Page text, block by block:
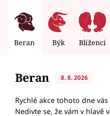
Beran Býk Blíženci
Beran 8. 8. 2026
Rychlé akce tohoto dne
Nedivte se, že vám v